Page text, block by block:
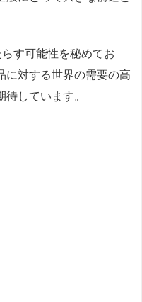
す可能性を秘めてお
に対する世界の需要の高
しています。